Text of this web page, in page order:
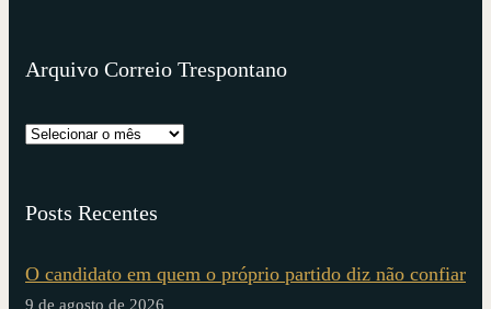
Arquivo Correio Trespontano
Posts Recentes
O candidato em quem o próprio partido diz não confiar
9 de agosto de 2026